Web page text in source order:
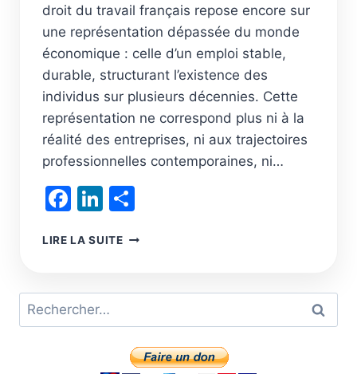
droit du travail français repose encore sur
une représentation dépassée du monde
économique : celle d’un emploi stable,
durable, structurant l’existence des
individus sur plusieurs décennies. Cette
représentation ne correspond plus ni à la
réalité des entreprises, ni aux trajectoires
professionnelles contemporaines, ni…
Facebook
LinkedIn
LIRE LA SUITELE
Rechercher :